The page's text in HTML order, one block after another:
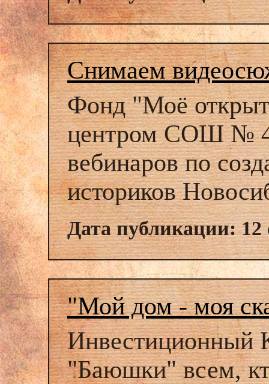
Снимаем
Фонд "Моё
центром СОШ № 4
вебинаров по
историков
Дата публикации: 12
"Мой дом - моя
Инвестиционный
"Баюшки" всем,